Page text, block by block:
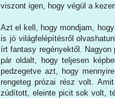
viszont igen, hogy végül a
Azt el kell, hogy mondjam,
is jó világfelépítésről
írt fantasy regényektől.
pár oldalt, hogy teljesen
pedzegetve azt, hogy
rengeteg prózai rész volt.
zúdított, eleinte picit sok volt,